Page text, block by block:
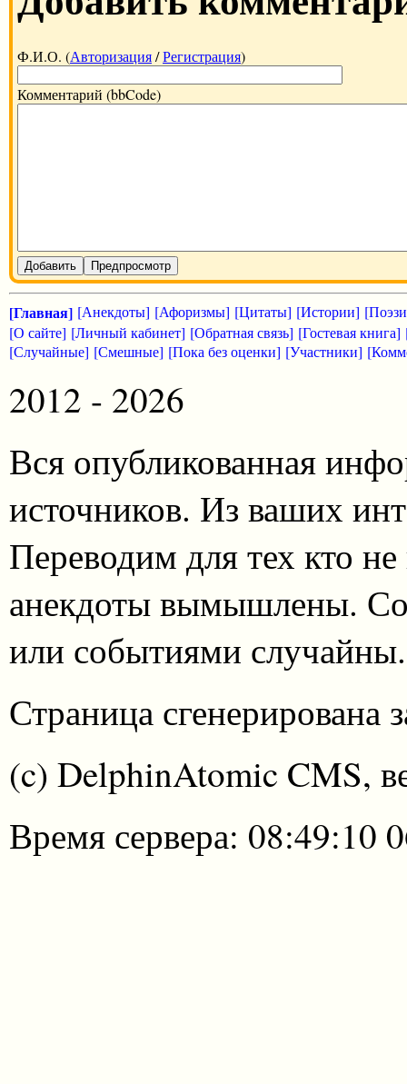
Ф.И.О. (Авторизация/Регистрация)
Комментарий (bbCode)
Добавить Предпросмотр
[Главная] [Анекдоты] [Афоризмы] [Цитаты] [Истории]
[О сайте] [Личный кабинет] [Обратная связь] [Гостевая книга]
[Случайные] [Смешные] [Пока без оценки] [Участники]
2012 - 2026
Вся опубликованная
источников. Из ваших
Переводим для тех кто
анекдоты вымышлены.
или событиями случайны.
Страница сгенерирована
(c) DelphinAtomic CMS,
Время сервера: 08:49:10